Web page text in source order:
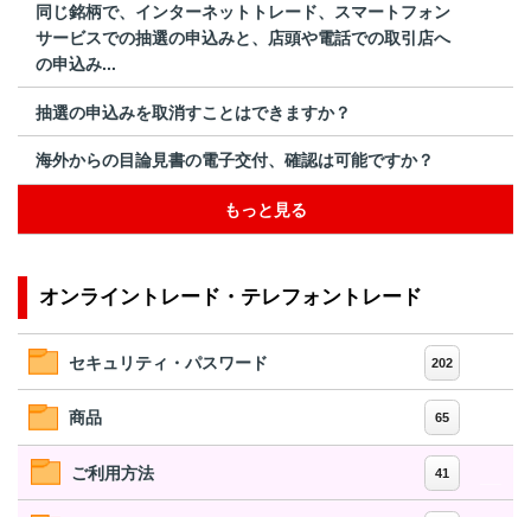
同じ銘柄で、インターネットトレード、スマートフォン
サービスでの抽選の申込みと、店頭や電話での取引店へ
の申込み...
抽選の申込みを取消すことはできますか？
海外からの目論見書の電子交付、確認は可能ですか？
もっと見る
オンライントレード・テレフォントレード
セキュリティ・パスワード 202
商品 65
ご利用方法 41